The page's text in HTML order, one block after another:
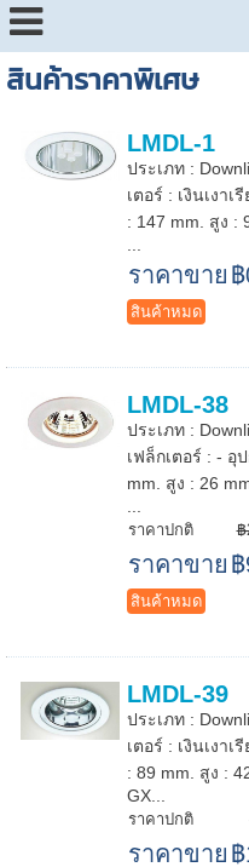
สินค้าราคาพิเศษ
LMDL-1
ประเภท :
เตอร์ : เงินเงา
: 147 mm. สูง :
ราคาขาย
สินค้าหมด
LMDL-38
ประเภท :
เฟล็กเตอร์ : - อุ
mm. สูง : 26
ราคาปกติ ฿
ราคาขาย
สินค้าหมด
LMDL-39
ประเภท :
เตอร์ : เงินเงา
: 89 mm. สูง :
GX...
ราคาปกติ
ราคาขาย